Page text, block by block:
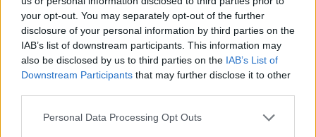
your opt-out. You may separately opt-out of the further
disclosure of your personal information by third parties on the
IAB’s list of downstream participants. This information may
also be disclosed by us to third parties on the IAB’s List of
Downstream Participants that may further disclose it to other
Personal Data Processing Opt Outs